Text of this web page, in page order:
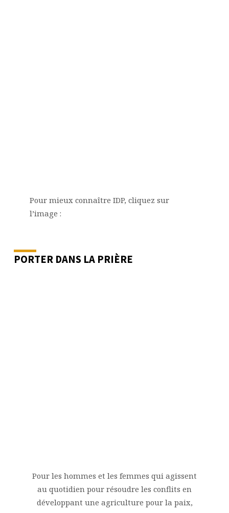
Pour mieux connaître IDP, cliquez sur
l’image :
PORTER DANS LA PRIÈRE
Pour les hommes et les femmes qui agissent
au quotidien pour résoudre les conflits en
développant une agriculture pour la paix,